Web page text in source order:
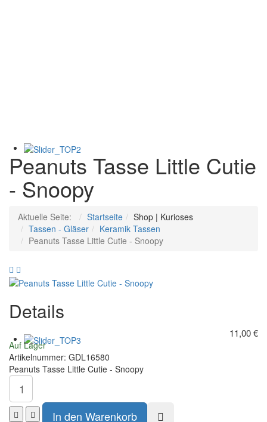
Peanuts Tasse Little Cutie
- Snoopy
Aktuelle Seite: Startseite
Shop | Kurioses
Tassen - Gläser
Keramik Tassen
Peanuts Tasse Little Cutie - Snoopy
Star
Wars
Logo
Frühstücks-
Snoopy
+
cute
+
Cuddly
Details
11,00 €
Auf Lager
Artikelnummer: GDL16580
Peanuts Tasse Little Cutie - Snoopy